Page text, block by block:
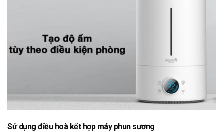
Sử dụng điều hoà kết hợp máy phun sương